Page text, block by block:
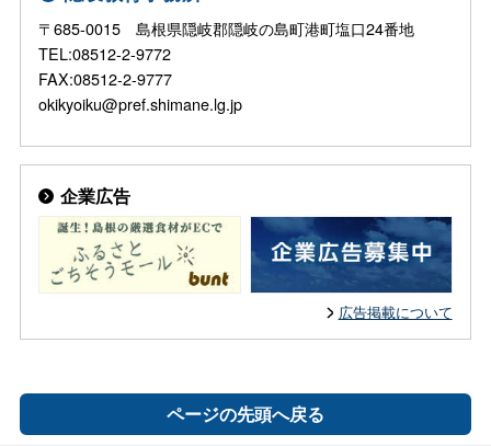
〒685-0015 島根県隠岐郡隠岐の島町港町塩口24番地
TEL:08512-2-9772
FAX:08512-2-9777
okikyoiku@pref.shimane.lg.jp
企業広告
広告掲載について
ページの先頭へ戻る